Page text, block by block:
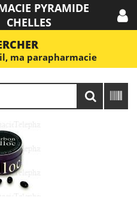
PYRAMIDE
CHELLES
ma parapharmacie